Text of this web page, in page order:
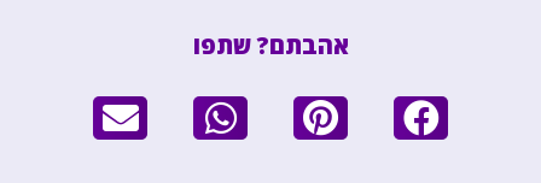
אהבתם? שתפו